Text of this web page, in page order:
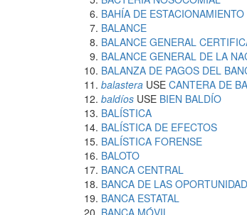
BAHÍA DE ESTACIONAMIENTO
BALANCE
BALANCE GENERAL
BALANCE GENERAL DE LA
BALANZA DE PAGOS DEL
balastera USE CANTERA DE
baldíos USE BIEN BALDÍO
BALÍSTICA
BALÍSTICA DE EFECTOS
BALÍSTICA FORENSE
BALOTO
BANCA CENTRAL
BANCA DE LAS
BANCA ESTATAL
BANCA MÓVIL